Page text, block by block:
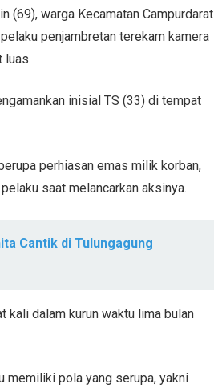
(69), warga Kecamatan Campurdarat
penjambretan terekam kamera
luas.
inisial TS (33) di tempat
perhiasan emas milik korban,
saat melancarkan aksinya.
Cantik di Tulungagung
kali dalam kurun waktu lima bulan
memiliki pola yang serupa, yakni